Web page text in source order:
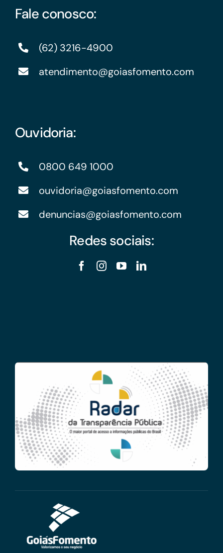
Fale conosco:
(62) 3216-4900
atendimento@goiasfomento.com
Ouvidoria:
0800 649 1000
ouvidoria@goiasfomento.com
denuncias@goiasfomento.com
Redes sociais: